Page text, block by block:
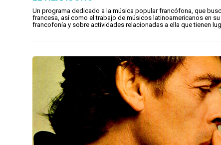
Un programa dedicado a la música popular francófona, que
francesa, así como el trabajo de músicos latinoamericanos en
francofonía y sobre actividades relacionadas a ella que tienen